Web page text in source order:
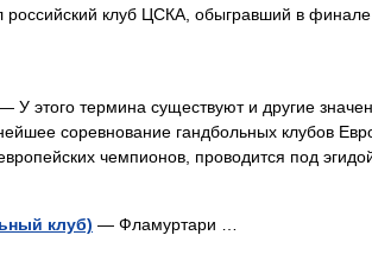
российский клуб ЦСКА, обыгравший в
У этого термина существуют и другие
соревнование гандбольных клубов
чемпионов, проводится под
клуб) — Фламуртари …